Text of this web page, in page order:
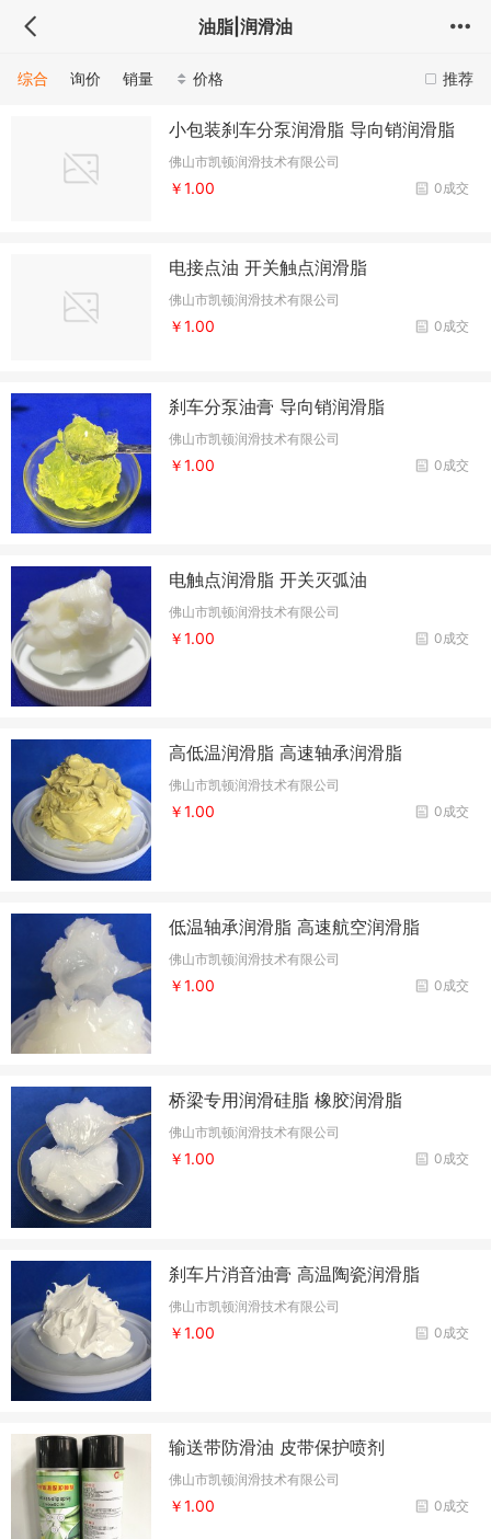
油脂|润滑油
推荐
综合 询价 销量 价格
小包装刹车分泵润滑脂 导向销润滑脂
佛山市凯顿润滑技术有限公司
0成交
￥1.00
电接点油 开关触点润滑脂
佛山市凯顿润滑技术有限公司
0成交
￥1.00
刹车分泵油膏 导向销润滑脂
佛山市凯顿润滑技术有限公司
0成交
￥1.00
电触点润滑脂 开关灭弧油
佛山市凯顿润滑技术有限公司
0成交
￥1.00
高低温润滑脂 高速轴承润滑脂
佛山市凯顿润滑技术有限公司
0成交
￥1.00
低温轴承润滑脂 高速航空润滑脂
佛山市凯顿润滑技术有限公司
0成交
￥1.00
桥梁专用润滑硅脂 橡胶润滑脂
佛山市凯顿润滑技术有限公司
0成交
￥1.00
刹车片消音油膏 高温陶瓷润滑脂
佛山市凯顿润滑技术有限公司
0成交
￥1.00
输送带防滑油 皮带保护喷剂
佛山市凯顿润滑技术有限公司
0成交
￥1.00